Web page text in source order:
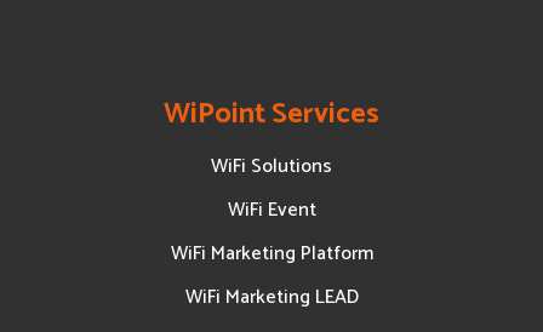
WiPoint Services
WiFi Solutions
WiFi Event
WiFi Marketing Platform
WiFi Marketing LEAD